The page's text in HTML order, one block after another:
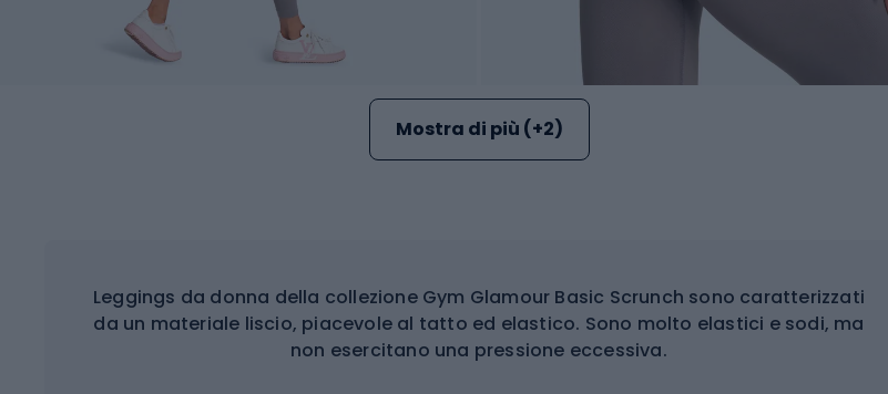
Mostra di più (+2)
Leggings da donna della collezione Gym Glamour Basic Scrunch sono caratterizzati
da un materiale liscio, piacevole al tatto ed elastico. Sono molto elastici e sodi, ma
non esercitano una pressione eccessiva.